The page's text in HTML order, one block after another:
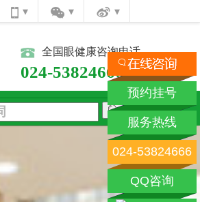
全国眼健康咨询电话
024-53824666
预约挂号
服务热线
024-53824666
QQ咨询